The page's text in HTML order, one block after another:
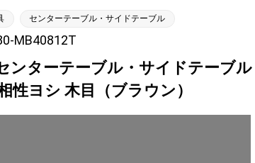
センターテーブル・サイドテーブル
MB40812T
センターテーブル・サイドテーブ
性ヨシ 木目（ブラウン）